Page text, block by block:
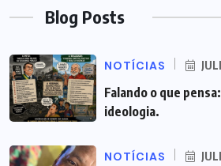
Blog Posts
NOTÍCIAS
Falando o que
ideologia.
NOTÍCIAS